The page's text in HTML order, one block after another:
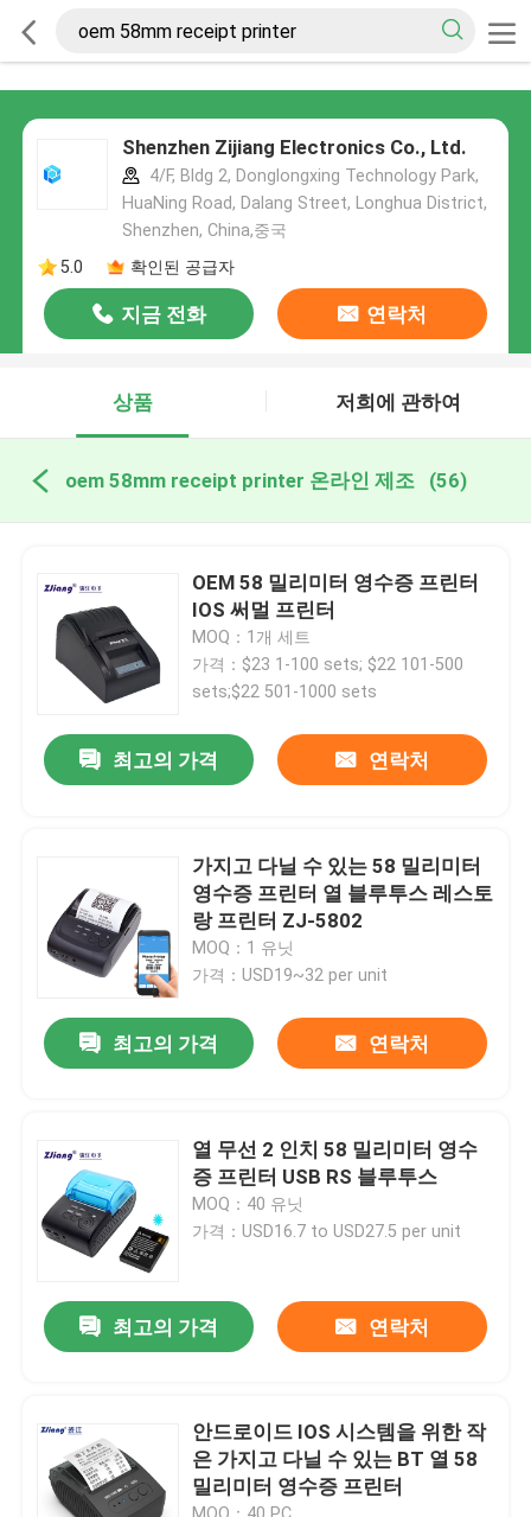
Shenzhen Zijiang Electronics Co., Ltd.
4/F, Bldg 2, Donglongxing Technology Park,
HuaNing Road, Dalang Street, Longhua District,
Shenzhen, China,중국
5.0
확인된 공급자
지금 전화 연락처
상품 저희에 관하여
oem 58mm receipt printer 온라인 제조 (56)
OEM 58 밀리미터 영수증 프린터
IOS 써멀 프린터
MOQ：1개 세트
가격：$23 1-100 sets; $22 101-500
sets;$22 501-1000 sets
최고의 가격 연락처
가지고 다닐 수 있는 58 밀리미터
영수증 프린터 열 블루투스 레스토
랑 프린터 ZJ-5802
MOQ：1 유닛
가격：USD19~32 per unit
최고의 가격 연락처
열 무선 2 인치 58 밀리미터 영수
증 프린터 USB RS 블루투스
MOQ：40 유닛
가격：USD16.7 to USD27.5 per unit
최고의 가격 연락처
안드로이드 IOS 시스템을 위한 작
은 가지고 다닐 수 있는 BT 열 58
밀리미터 영수증 프린터